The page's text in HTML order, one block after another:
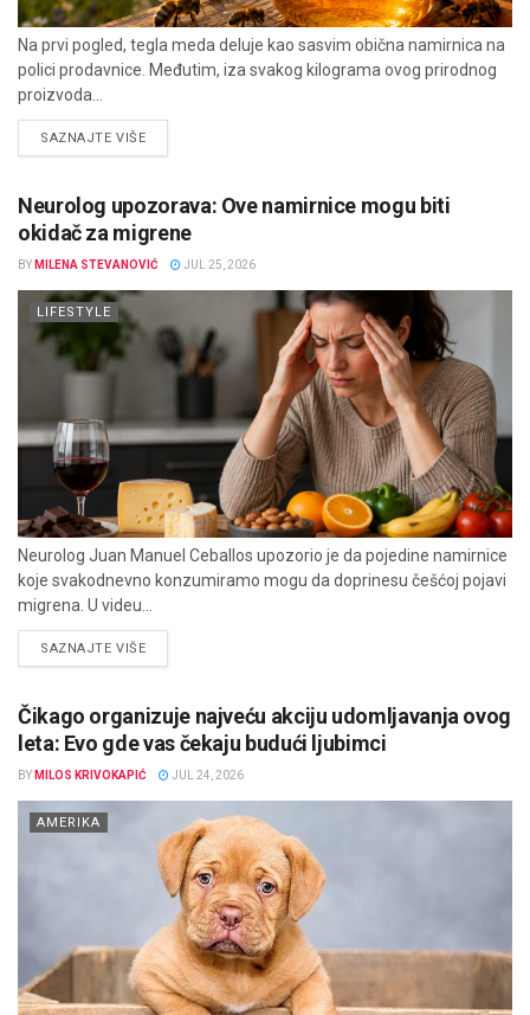
Na prvi pogled, tegla meda deluje kao sasvim obična namirnica na
polici prodavnice. Međutim, iza svakog kilograma ovog prirodnog
proizvoda...
SAZNAJTE VIŠEDETAILS
Neurolog upozorava: Ove namirnice mogu biti
okidač za migrene
BY MILENA STEVANOVIĆ JUL 25, 2026
LIFESTYLE
Neurolog Juan Manuel Ceballos upozorio je da pojedine namirnice
koje svakodnevno konzumiramo mogu da doprinesu češćoj pojavi
migrena. U videu...
SAZNAJTE VIŠEDETAILS
Čikago organizuje najveću akciju udomljavanja ovog
leta: Evo gde vas čekaju budući ljubimci
BY MILOS KRIVOKAPIĆ JUL 24, 2026
AMERIKA